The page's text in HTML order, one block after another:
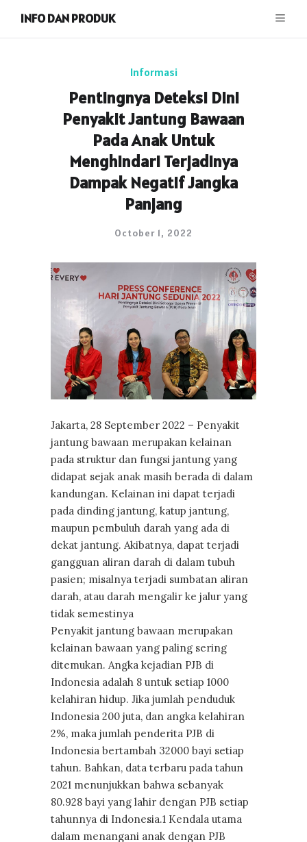
INFO DAN PRODUK
Informasi
Pentingnya Deteksi Dini
Penyakit Jantung Bawaan
Pada Anak Untuk
Menghindari Terjadinya
Dampak Negatif Jangka
Panjang
October 1, 2022
Jakarta, 28 September 2022 – Penyakit
jantung bawaan merupakan kelainan
pada struktur dan fungsi jantung yang
didapat sejak anak masih berada di dalam
kandungan. Kelainan ini dapat terjadi
pada dinding jantung, katup jantung,
maupun pembuluh darah yang ada di
dekat jantung. Akibatnya, dapat terjadi
gangguan aliran darah di dalam tubuh
pasien; misalnya terjadi sumbatan aliran
darah, atau darah mengalir ke jalur yang
tidak semestinya
Penyakit jantung bawaan merupakan
kelainan bawaan yang paling sering
ditemukan. Angka kejadian PJB di
Indonesia adalah 8 untuk setiap 1000
kelahiran hidup. Jika jumlah penduduk
Indonesia 200 juta, dan angka kelahiran
2%, maka jumlah penderita PJB di
Indonesia bertambah 32000 bayi setiap
tahun. Bahkan, data terbaru pada tahun
2021 menunjukkan bahwa sebanyak
80.928 bayi yang lahir dengan PJB setiap
tahunnya di Indonesia.1 Kendala utama
dalam menangani anak dengan PJB